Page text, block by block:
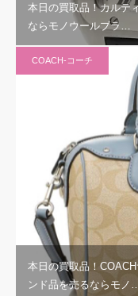
本日の買取品！カルテ
ならモノウールブラ…
COACH-コーチ
本日の買取品！
ンド品を売るならモノ…